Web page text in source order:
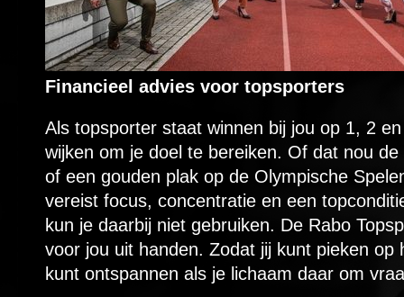
Financieel advies voor topsporters
Als topsporter staat winnen bij jou op 1, 2
wijken om je doel te bereiken. Of dat nou
of een gouden plak op de Olympische
vereist focus, concentratie en een
kun je daarbij niet gebruiken. De Rabo
voor jou uit handen. Zodat jij kunt pieken op
kunt ontspannen als je lichaam daar om